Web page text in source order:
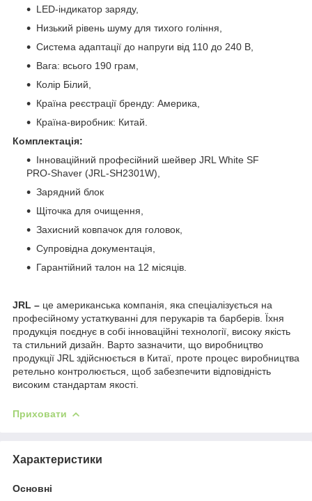
LED-індикатор заряду,
Низький рівень шуму для тихого гоління,
Система адаптації до напруги від 110 до 240 В,
Вага: всього 190 грам,
Колір Білий,
Країна реєстрації бренду: Америка,
Країна-виробник: Китай.
Комплектація:
Інноваційний професійний шейвер JRL White SF
PRO-Shaver (JRL-SH2301W),
Зарядний блок
Щіточка для очищення,
Захисний ковпачок для головок,
Супровідна документація,
Гарантійний талон на 12 місяців.
JRL – це американська компанія, яка спеціалізується на
професійному устаткуванні для перукарів та барберів. Їхня
продукція поєднує в собі інноваційні технології, високу якість
та стильний дизайн. Варто зазначити, що виробництво
продукції JRL здійснюється в Китаї, проте процес виробництва
ретельно контролюється, щоб забезпечити відповідність
високим стандартам якості.
Приховати
Характеристики
Основні